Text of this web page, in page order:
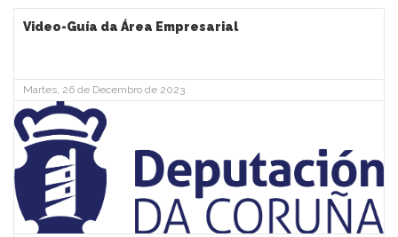
Video-Guía da Área Empresarial
Martes, 26 de Decembro de 2023